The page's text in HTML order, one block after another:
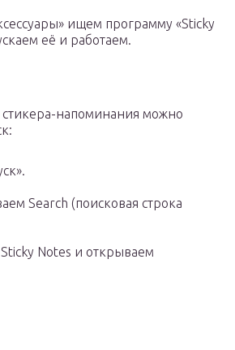
ищем программу «Sticky
её и работаем.
стикера-напоминания можно
Search (поисковая строка
Notes и открываем